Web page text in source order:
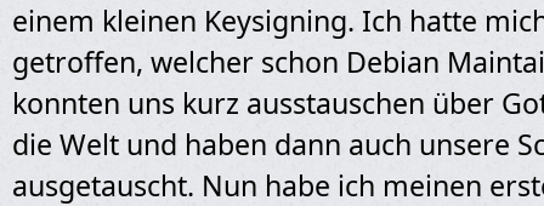
einem kleinen Keysigning. Ich hatte
getroffen, welcher schon Debian
konnten uns kurz ausstauschen über
die Welt und haben dann auch unsere
ausgetauscht. Nun habe ich meinen